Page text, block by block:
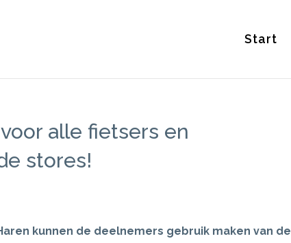
Start
alle fietsers en
stores!
kunnen de deelnemers gebruik maken van de